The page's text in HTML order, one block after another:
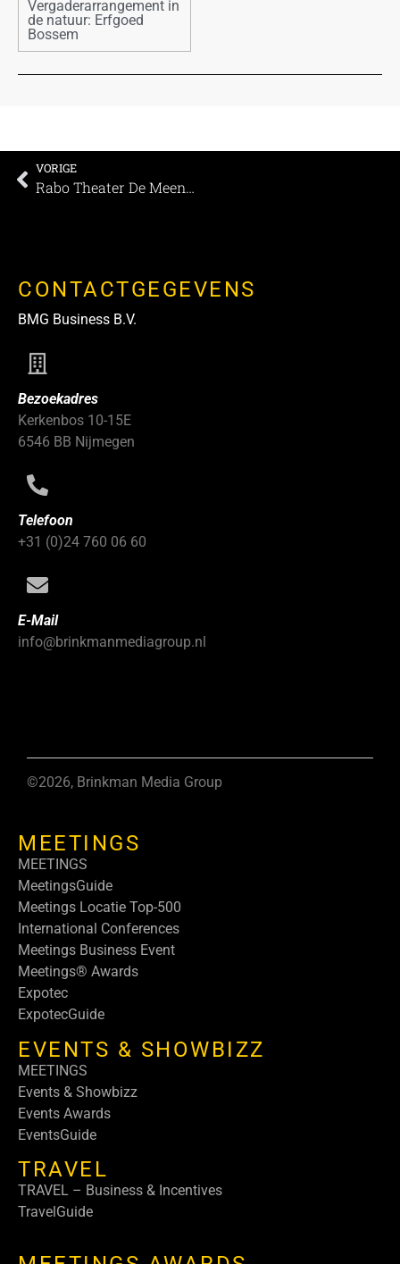
Vergaderarrangement in
de natuur: Erfgoed
Bossem
VORIGE
Rabo Theater De Meenthe – Uw bijeenkomst in de spotlight
CONTACTGEGEVENS
BMG Business B.V.
Bezoekadres
Kerkenbos 10-15E
6546 BB Nijmegen
Telefoon
+31 (0)24 760 06 60
E-Mail
info@brinkmanmediagroup.nl
©2026, Brinkman Media Group
MEETINGS
MEETINGS
MeetingsGuide
Meetings Locatie Top-500
International Conferences
Meetings Business Event
Meetings® Awards
Expotec
ExpotecGuide
EVENTS & SHOWBIZZ
MEETINGS
Events & Showbizz
Events Awards
EventsGuide
TRAVEL
TRAVEL – Business & Incentives
TravelGuide